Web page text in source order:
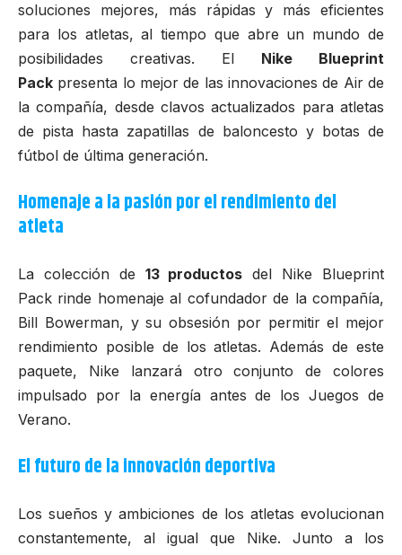
soluciones mejores, más rápidas y más eficientes
para los atletas, al tiempo que abre un mundo de
posibilidades creativas. El Nike Blueprint
Pack presenta lo mejor de las innovaciones de Air de
la compañía, desde clavos actualizados para atletas
de pista hasta zapatillas de baloncesto y botas de
fútbol de última generación.
Homenaje a la pasión por el rendimiento del
atleta
La colección de 13 productos del Nike Blueprint
Pack rinde homenaje al cofundador de la compañía,
Bill Bowerman, y su obsesión por permitir el mejor
rendimiento posible de los atletas. Además de este
paquete, Nike lanzará otro conjunto de colores
impulsado por la energía antes de los Juegos de
Verano.
El futuro de la innovación deportiva
Los sueños y ambiciones de los atletas evolucionan
constantemente, al igual que Nike. Junto a los